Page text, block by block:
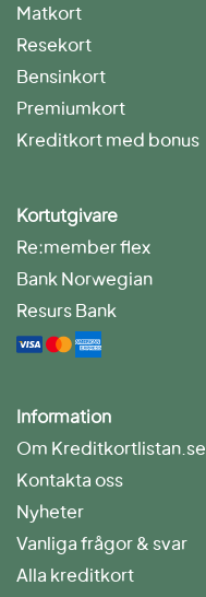
Matkort
Resekort
Bensinkort
Premiumkort
Kreditkort med bonus
Kortutgivare
Re:member flex
Bank Norwegian
Resurs Bank
Information
Om Kreditkortlistan.se
Kontakta oss
Nyheter
Vanliga frågor & svar
Alla kreditkort